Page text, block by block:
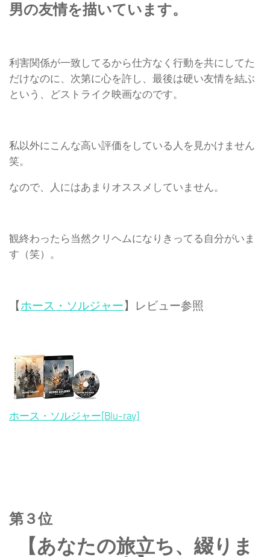
男の友情を描いています。
利害関係が一致してるから仕方なく行動を共にしてた
だけなのに、次第に心を許し、最後は硬い友情を結ぶ
という、どストライク映画なのです。
私以外にこんな高い評価をしている人を見かけません
笑。
なので、人にはあまりオススメしていません。
観終わったら当然クリヘムになりきってる自分がいま
す（笑）。
【ホース・ソルジャー】レビュー参照
ホース・ソルジャー[Blu-ray]
第３位
【あなたの旅立ち、綴りま